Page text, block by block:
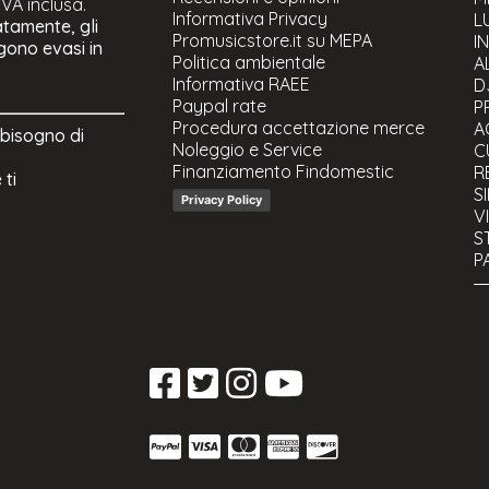
gli
evasi in
di
ti
Informativa Privacy
Promusicstore.it su MEPA
Politica ambientale
Informativa RAEE
Paypal rate
Procedura accettazione merce
Noleggio e Service
Finanziamento Findomestic
Privacy Policy